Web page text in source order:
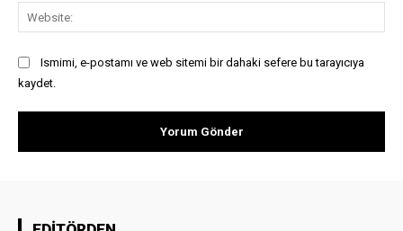
Ismimi, e-postamı ve web sitemi bir dahaki sefere bu tarayıcıya
kaydet.